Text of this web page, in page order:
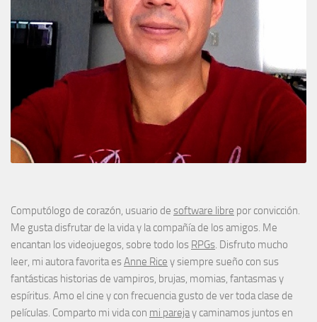
Computólogo de corazón, usuario de software libre por convicción.
Me gusta disfrutar de la vida y la compañía de los amigos. Me
encantan los videojuegos, sobre todo los RPGs. Disfruto mucho
leer, mi autora favorita esAnne Rice y siempre sueño con sus
fantásticas historias de vampiros, brujas, momias, fantasmas y
espíritus. Amo el cine y con frecuencia gusto de ver toda clase de
películas. Comparto mi vida con mi parejay caminamos juntos en